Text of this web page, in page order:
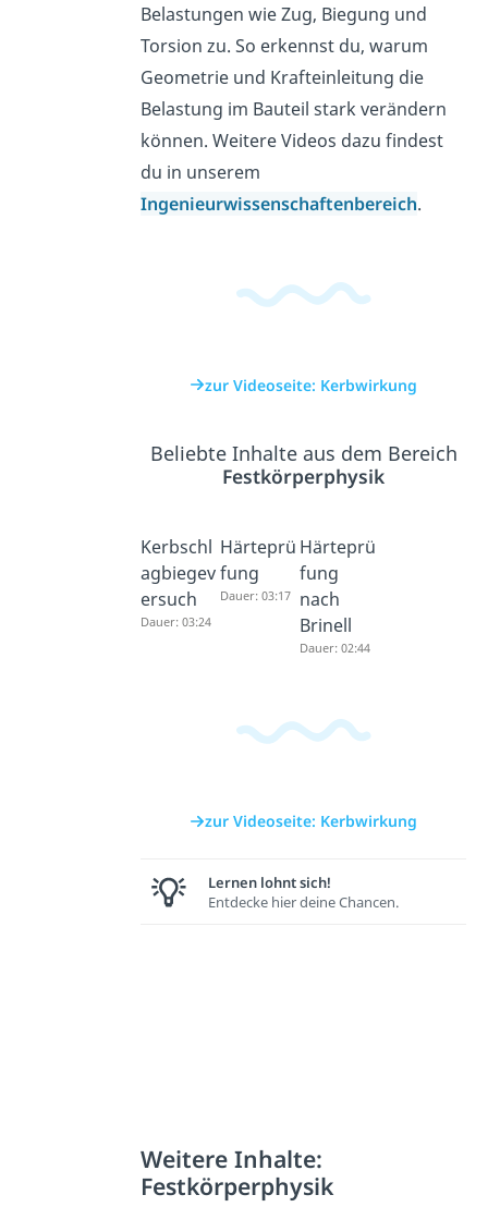
Belastungen wie Zug, Biegung und
Torsion zu. So erkennst du, warum
Geometrie und Krafteinleitung die
Belastung im Bauteil stark verändern
können. Weitere Videos dazu findest
du in unserem
Ingenieurwissenschaftenbereich.
zur Videoseite: Kerbwirkung
Beliebte Inhalte aus dem Bereich
Festkörperphysik
Kerbschl
agbiegev
ersuch
Dauer: 03:24
Härteprü
fung
Dauer: 03:17
Härteprü
fung
nach
Brinell
Dauer: 02:44
zur Videoseite: Kerbwirkung
Lernen lohnt sich!
Entdecke hier deine Chancen.
Weitere Inhalte:
Festkörperphysik